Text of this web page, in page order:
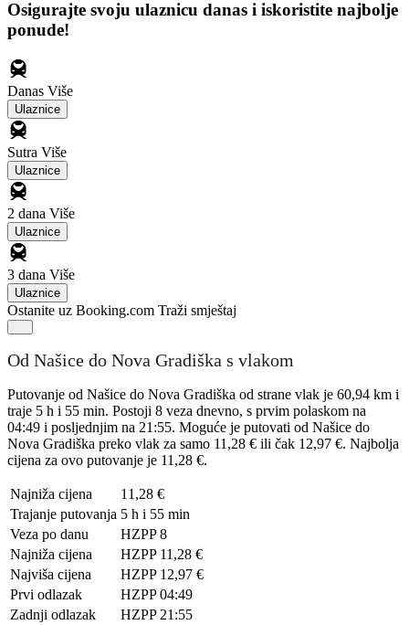
Osigurajte svoju ulaznicu danas i iskoristite najbolje
ponude!
Danas Više
Ulaznice
Sutra Više
Ulaznice
2 dana Više
Ulaznice
3 dana Više
Ulaznice
Ostanite uz Booking.com Traži smještaj
Od Našice do Nova Gradiška s vlakom
Putovanje od Našice do Nova Gradiška od strane vlak je 60,94 km i
traje 5 h i 55 min. Postoji 8 veza dnevno, s prvim polaskom na
04:49 i posljednjim na 21:55. Moguće je putovati od Našice do
Nova Gradiška preko vlak za samo 11,28 € ili čak 12,97 €. Najbolja
cijena za ovo putovanje je 11,28 €.
Najniža cijena
11,28 €
Trajanje putovanja 5 h i 55 min
Veza po danu
HZPP 8
Najniža cijena
HZPP 11,28 €
Najviša cijena
HZPP 12,97 €
Prvi odlazak
HZPP 04:49
Zadnji odlazak
HZPP 21:55